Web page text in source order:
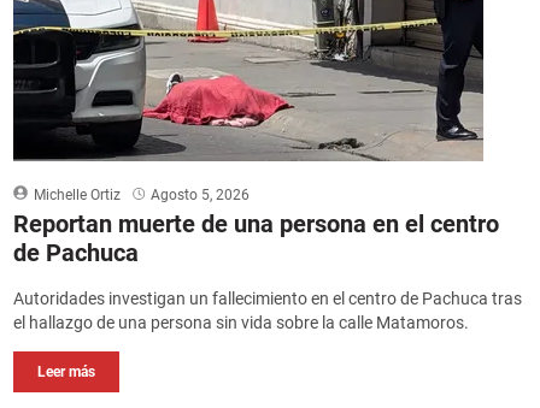
Michelle Ortiz Agosto 5, 2026
Reportan muerte de una persona en el centro
de Pachuca
Autoridades investigan un fallecimiento en el centro de Pachuca tras
el hallazgo de una persona sin vida sobre la calle Matamoros.
Leer más